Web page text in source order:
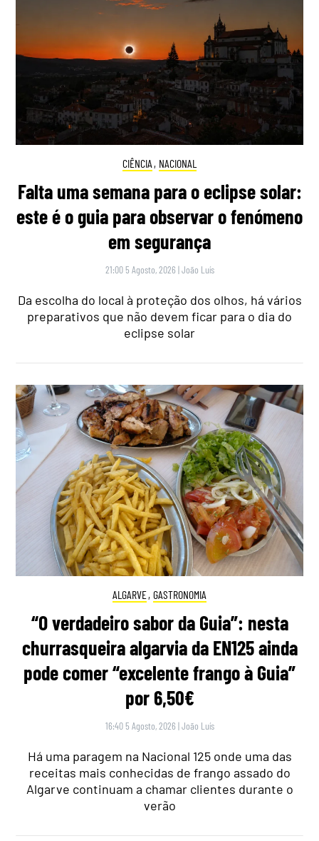
CIÊNCIA , NACIONAL
Falta uma semana para o eclipse solar:
este é o guia para observar o fenómeno
em segurança
21:00 5 Agosto, 2026 |João Luís
Da escolha do local à proteção dos olhos, há vários
preparativos que não devem ficar para o dia do
eclipse solar
ALGARVE, GASTRONOMIA
“O verdadeiro sabor da Guia”: nesta
churrasqueira algarvia da EN125 ainda
pode comer “excelente frango à Guia”
por 6,50€
16:40 5 Agosto, 2026 |João Luís
Há uma paragem na Nacional 125 onde uma das
receitas mais conhecidas de frango assado do
Algarve continuam a chamar clientes durante o
verão